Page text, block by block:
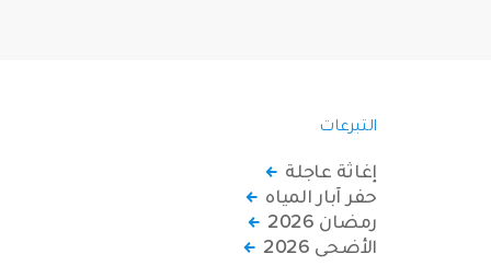
التبرعات
إغاثة عاجلة
حفر آبار المياه
رمضان 2026
الأضحى 2026